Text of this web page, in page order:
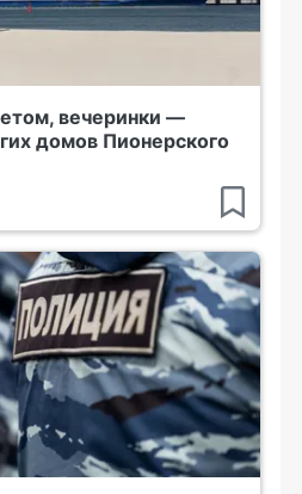
вечеринки —
домов Пионерского